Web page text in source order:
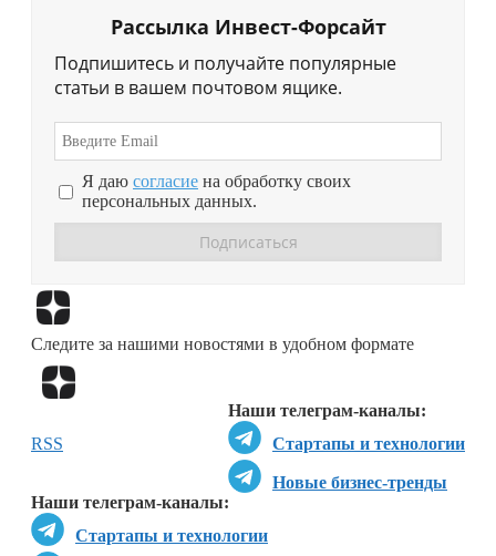
Рассылка Инвест-Форсайт
Подпишитесь и получайте популярные
статьи в вашем почтовом ящике.
Я даю согласие на обработку своих
персональных данных.
Следите за нашими новостями в удобном формате
Наши телеграм-каналы:
Стартапы и технологии
Новые бизнес-тренды
Наши телеграм-каналы:
Стартапы и технологии
RSS